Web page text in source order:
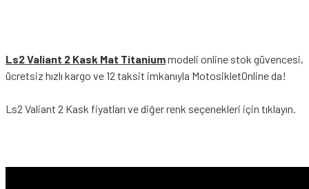
Ls2 Valiant 2 Kask Mat Titaniummodeli online stok güvencesi,
ücretsiz hızlı kargo ve 12 taksit imkanıyla MotosikletOnline da!
Ls2 Valiant 2 Kask fiyatları ve diğer renk seçenekleri için tıklayın.